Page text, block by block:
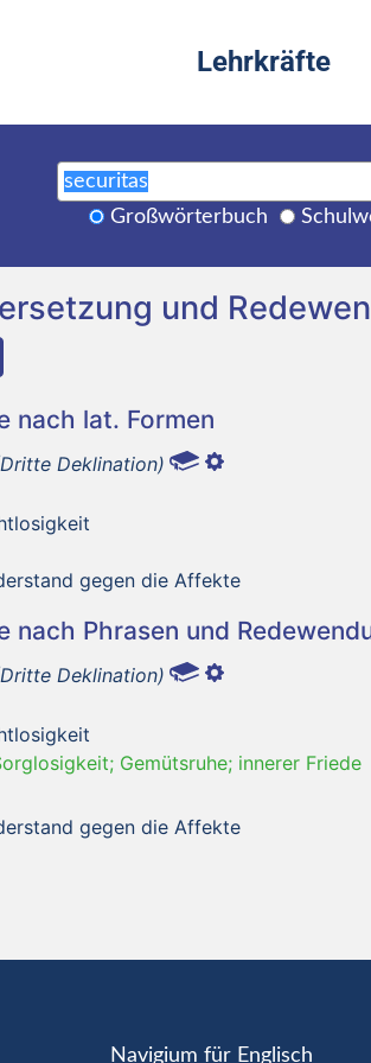
Lehrkräfte
Großwörterbuch
und
nach lat. Formen
Deklination)
gegen die Affekte
nach Phrasen und
Deklination)
Gemütsruhe; innerer Friede
gegen die Affekte
Navigium für Englisch